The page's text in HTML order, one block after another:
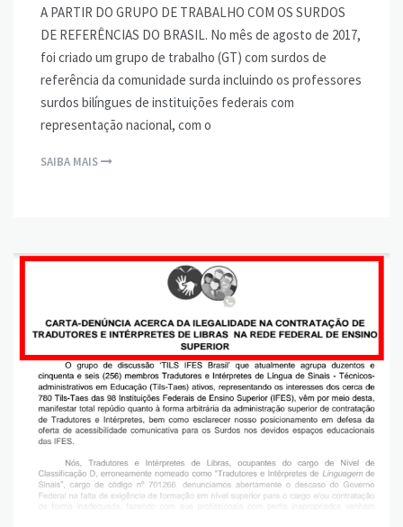
A PARTIR DO GRUPO DE TRABALHO COM OS SURDOS
DE REFERÊNCIAS DO BRASIL. No mês de agosto de 2017,
foi criado um grupo de trabalho (GT) com surdos de
referência da comunidade surda incluindo os professores
surdos bilíngues de instituições federais com
representação nacional, com o
SAIBA MAIS